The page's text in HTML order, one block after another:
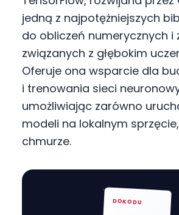
jedną z najpotężniejszych
do obliczeń numerycznych i
związanych z głębokim
Oferuje ona wsparcie dla
i trenowania sieci
umożliwiając zarówno
modeli na lokalnym
chmurze.
DOKODU